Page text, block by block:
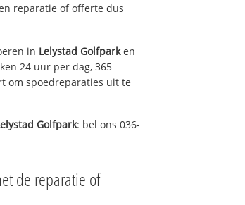
reparatie of offerte dus
in Lelystad Golfparken
24 uur per dag, 365
om spoedreparaties uit te
Golfpark: bel ons 036-
de reparatie of